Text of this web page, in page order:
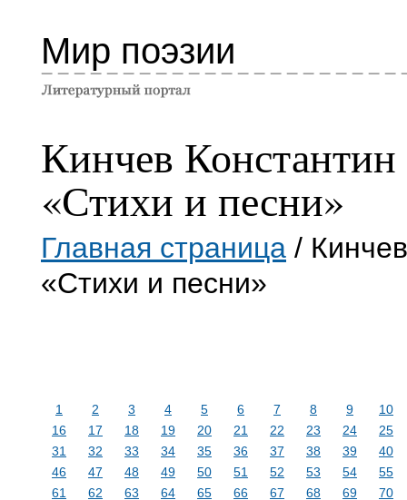
Мир поэзии
Кинчев Константин
«Стихи и песни»
Главная страница /
«Стихи и песни»
1 2 3 4 5 6 7 8 9
10
16
17 18 19 20 21 22 23 24
25
31
32 33 34 35 36 37 38 39
40
46
47 48 49 50 51 52 53 54
55
61
62 63 64 65 66 67 68 69
70